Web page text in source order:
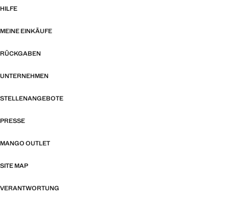
HILFE
MEINE EINKÄUFE
RÜCKGABEN
UNTERNEHMEN
STELLENANGEBOTE
PRESSE
MANGO OUTLET
SITE MAP
VERANTWORTUNG